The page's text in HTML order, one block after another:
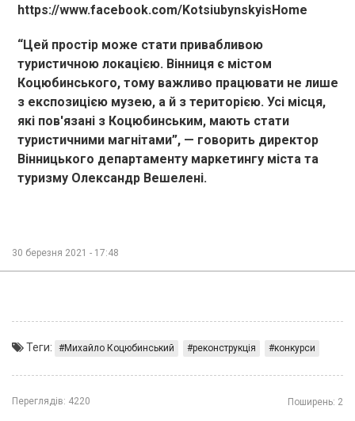
https://www.facebook.com/KotsiubynskyisHome
“Цей простір може стати привабливою
туристичною локацією. Вінниця є містом
Коцюбинського, тому важливо працювати не лише
з експозицією музею, а й з територією. Усі місця,
які пов'язані з Коцюбинським, мають стати
туристичними магнітами”, — говорить директор
Вінницького департаменту маркетингу міста та
туризму Олександр Вешелені.
30 березня 2021 - 17:48
Теги: Михайло Коцюбинський реконструкція конкурси
Переглядів: 4220 Поширень: 2